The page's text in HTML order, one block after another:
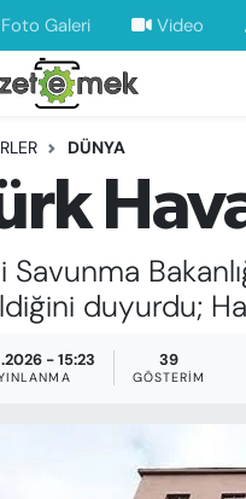
Foto Galeri Video
DÜNYA
Savunma
duyurdu;
- 15:23 39
GÖSTERIM
EMEK
Vakitleri